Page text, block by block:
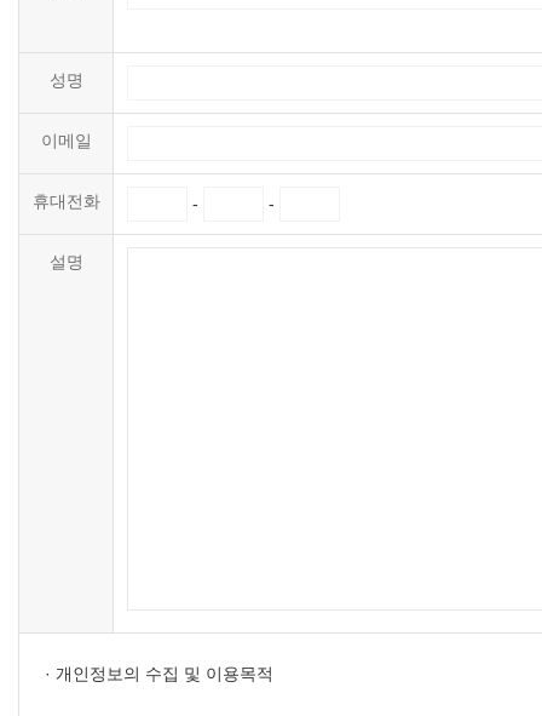
성명
이메일
휴대전화 - -
설명
· 개인정보의 수집 및 이용목적